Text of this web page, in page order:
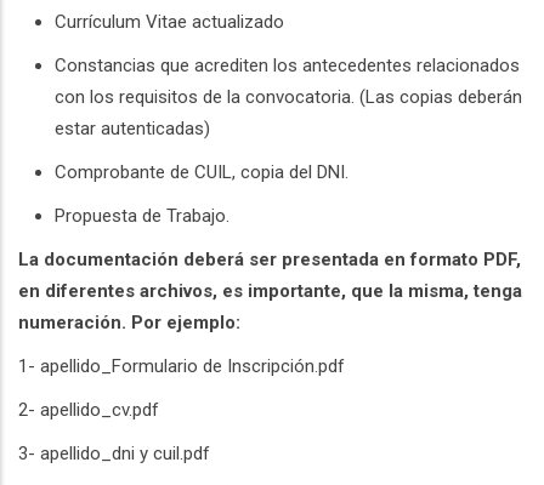
Currículum Vitae actualizado
Constancias que acrediten los antecedentes relacionados
con los requisitos de la convocatoria. (Las copias deberán
estar autenticadas)
Comprobante de CUIL, copia del DNI.
Propuesta de Trabajo.
La documentación deberá ser presentada en formato PDF,
en diferentes archivos, es importante, que la misma, tenga
numeración. Por ejemplo:
1- apellido_Formulario de Inscripción.pdf
2- apellido_cv.pdf
3- apellido_dni y cuil.pdf